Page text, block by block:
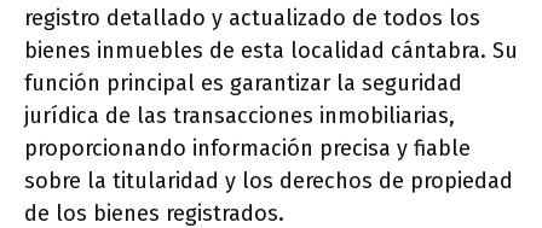
registro detallado y actualizado de todos los
bienes inmuebles de esta localidad cántabra. Su
función principal es garantizar la seguridad
jurídica de las transacciones inmobiliarias,
proporcionando información precisa y fiable
sobre la titularidad y los derechos de propiedad
de los bienes registrados.